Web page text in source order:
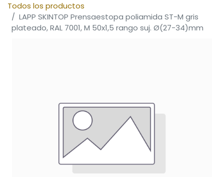
Todos los productos
LAPP SKINTOP Prensaestopa poliamida ST-M gris
plateado, RAL 7001, M 50x1,5 rango suj. Ø(27-34)mm